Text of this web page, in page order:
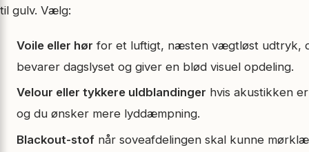
til gulv. Vælg:
Voile eller hør for et luftigt, næsten vægtløst udtryk,
bevarer dagslyset og giver en blød visuel opdeling.
Velour eller tykkere uldblandinger hvis akustikken
og du ønsker mere lyddæmpning.
Blackout-stof når soveafdelingen skal kunne